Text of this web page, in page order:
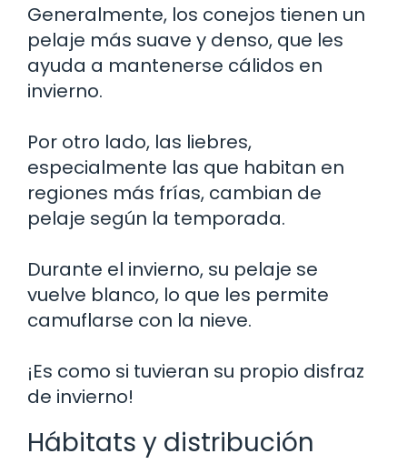
Generalmente, los conejos tienen un
pelaje más suave y denso, que les
ayuda a mantenerse cálidos en
invierno.
Por otro lado, las liebres,
especialmente las que habitan en
regiones más frías, cambian de
pelaje según la temporada.
Durante el invierno, su pelaje se
vuelve blanco, lo que les permite
camuflarse con la nieve.
¡Es como si tuvieran su propio disfraz
de invierno!
Hábitats y distribución